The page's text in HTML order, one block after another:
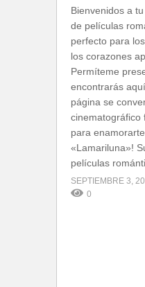
Bienvenidos a
de películas
perfecto para
los corazones
Permíteme
encontrarás
página se
cinematográfico
para
«Lamariluna»!
películas
SEPTIEMBRE 3,
0